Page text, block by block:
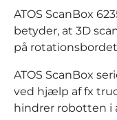
ATOS ScanBox
betyder, at 3D
på
ATOS ScanBox
ved hjælp af fx
hindrer robotten i